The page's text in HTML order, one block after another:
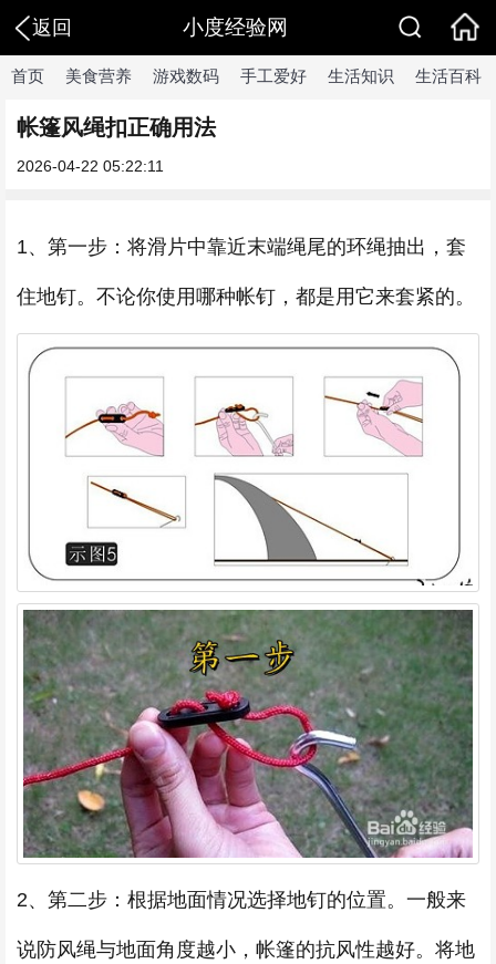
返回 小度经验网
首页 美食营养 游戏数码 手工爱好 生活知识 生活百科
帐篷风绳扣正确用法
2026-04-22 05:22:11
1、第一步：将滑片中靠近末端绳尾的环绳抽出，套
住地钉。不论你使用哪种帐钉，都是用它来套紧的。
2、第二步：根据地面情况选择地钉的位置。一般来
说防风绳与地面角度越小，帐篷的抗风性越好。将地